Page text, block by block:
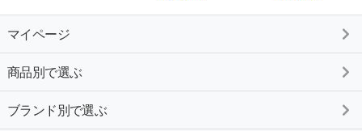
マイページ
商品別で選ぶ
ブランド別で選ぶ